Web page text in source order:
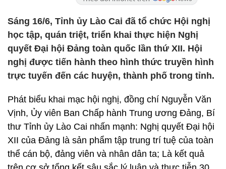
Sáng 16/6, Tỉnh ủy Lào Cai đã tổ chức Hội nghị
học tập, quán triệt, triển khai thực hiện Nghị
quyết Đại hội Đảng toàn quốc lần thứ XII. Hội
nghị được tiến hành theo hình thức truyền hình
trực tuyến đến các huyện, thành phố trong tỉnh.
Phát biểu khai mạc hội nghị, đồng chí Nguyễn Văn
Vịnh, Ủy viên Ban Chấp hành Trung ương Đảng, Bí
thư Tỉnh ủy Lào Cai nhấn mạnh: Nghị quyết Đại hội
XII của Đảng là sản phẩm tập trung trí tuệ của toàn
thể cán bộ, đảng viên và nhân dân ta; Là kết quả